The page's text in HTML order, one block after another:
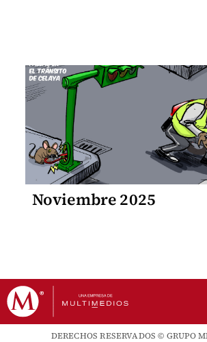
Noviembre 2025
DERECHOS RESERVADOS © GRUPO